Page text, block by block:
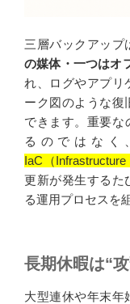
三層バックアップ
の媒体・一つはオ
れ、ログやアプリ
ーク図のような復
できます。重要な
るのではなく
IaC（
更新が発生するた
る運用プロセスを
長期休暇は“
大型連休や年末年